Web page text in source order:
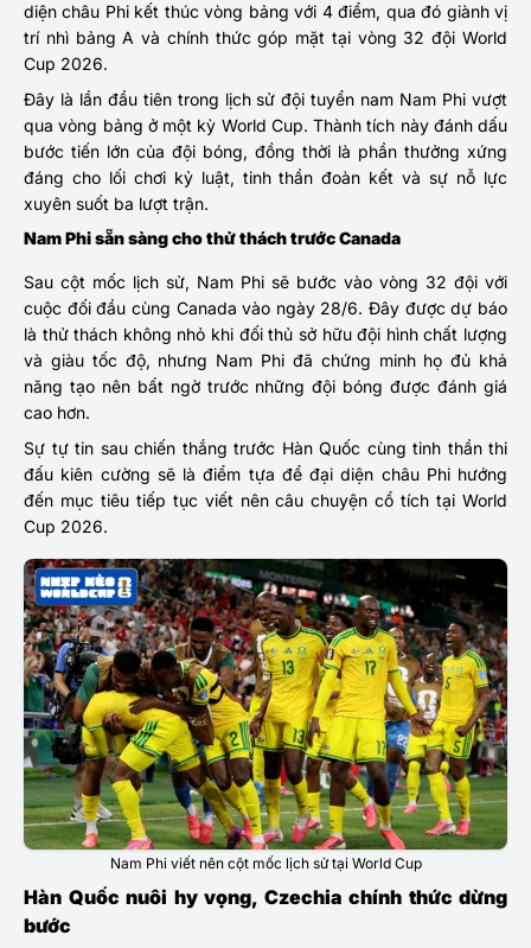
diện châu Phi kết thúc vòng bảng với 4 điểm, qua đó giành vị
trí nhì bảng A và chính thức góp mặt tại vòng 32 đội World
Cup 2026.
Đây là lần đầu tiên trong lịch sử đội tuyển nam Nam Phi vượt
qua vòng bảng ở một kỳ World Cup. Thành tích này đánh dấu
bước tiến lớn của đội bóng, đồng thời là phần thưởng xứng
đáng cho lối chơi kỷ luật, tinh thần đoàn kết và sự nỗ lực
xuyên suốt ba lượt trận.
Nam Phi sẵn sàng cho thử thách trước Canada
Sau cột mốc lịch sử, Nam Phi sẽ bước vào vòng 32 đội với
cuộc đối đầu cùng Canada vào ngày 28/6. Đây được dự báo
là thử thách không nhỏ khi đối thủ sở hữu đội hình chất lượng
và giàu tốc độ, nhưng Nam Phi đã chứng minh họ đủ khả
năng tạo nên bất ngờ trước những đội bóng được đánh giá
cao hơn.
Sự tự tin sau chiến thắng trước Hàn Quốc cùng tinh thần thi
đấu kiên cường sẽ là điểm tựa để đại diện châu Phi hướng
đến mục tiêu tiếp tục viết nên câu chuyện cổ tích tại World
Cup 2026.
Nam Phi viết nên cột mốc lịch sử tại World Cup
Hàn Quốc nuôi hy vọng, Czechia chính thức dừng
bước